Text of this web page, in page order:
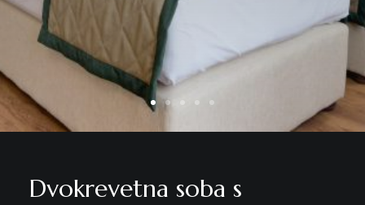
Dvokrevetna soba s